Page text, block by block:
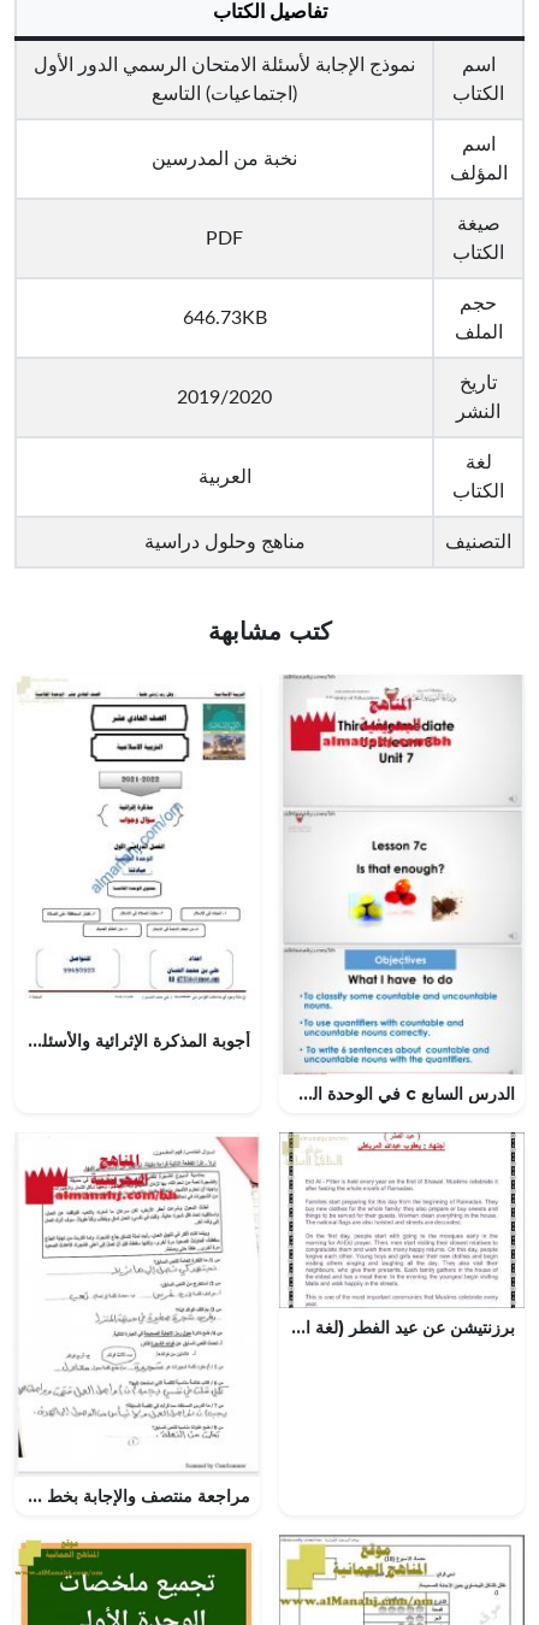
تفاصيل الكتاب
اسم
الكتاب
نموذج الإجابة لأسئلة الامتحان الرسمي الدور الأول
(اجتماعيات) التاسع
اسم
المؤلف
نخبة من المدرسين
صيغة
الكتاب
PDF
حجم
الملف
646.73KB
تاريخ
النشر
2019/2020
لغة
الكتاب
العربية
التصنيف مناهج وحلول دراسية
كتب مشابهة
الدرس السابع c في الوحدة السابعة
أجوبة المذكرة الإثرائية والأسئلة الملخصة في الوحدة الخامسة (عبادتنا) (تربية اسلامية) الحادي عشر
برزنتيشن عن عيد الفطر (لغة انجليزية) ملفات مدرسية
مراجعة منتصف والإجابة بخط اليد (لغة عربية) الخامس